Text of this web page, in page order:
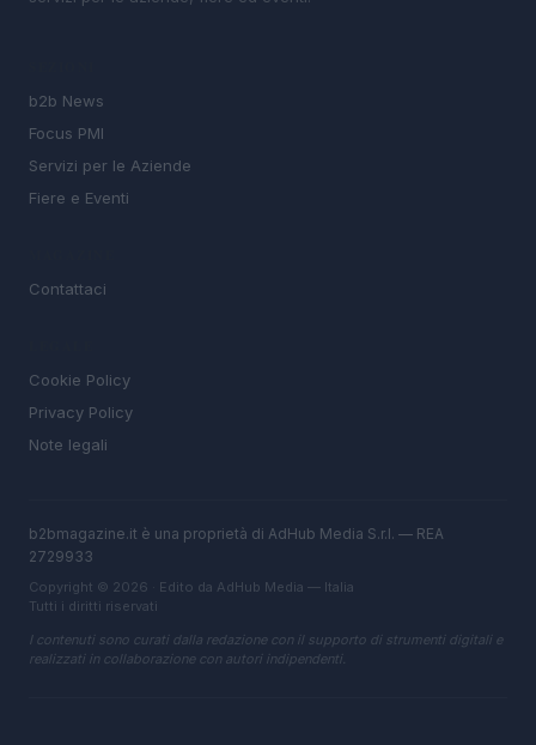
b2b News
Focus PMI
Servizi per le Aziende
Fiere e Eventi
Contattaci
Cookie Policy
Privacy Policy
Note legali
b2bmagazine.it è una proprietà di AdHub Media S.r.l. — REA
2729933
Copyright © 2026 · Edito da AdHub Media — Italia
Tutti i diritti riservati
I contenuti sono curati dalla redazione con il supporto di strumenti digitali e
realizzati in collaborazione con autori indipendenti.